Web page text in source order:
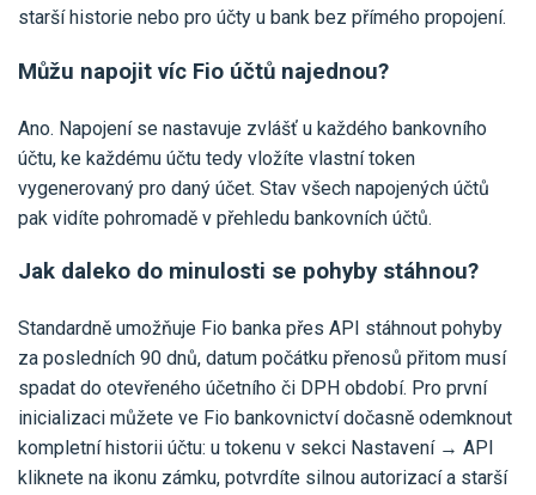
starší historie nebo pro účty u bank bez přímého propojení.
Můžu napojit víc Fio účtů najednou?
Ano. Napojení se nastavuje zvlášť u každého bankovního
účtu, ke každému účtu tedy vložíte vlastní token
vygenerovaný pro daný účet. Stav všech napojených účtů
pak vidíte pohromadě v přehledu bankovních účtů.
Jak daleko do minulosti se pohyby stáhnou?
Standardně umožňuje Fio banka přes API stáhnout pohyby
za posledních 90 dnů, datum počátku přenosů přitom musí
spadat do otevřeného účetního či DPH období. Pro první
inicializaci můžete ve Fio bankovnictví dočasně odemknout
kompletní historii účtu: u tokenu v sekci Nastavení → API
kliknete na ikonu zámku, potvrdíte silnou autorizací a starší